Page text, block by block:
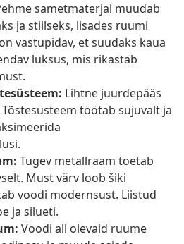
sametmaterjal muudab
ja stiilseks, lisades ruumi
vastupidav, et suudaks kaua
luksus, mis rikastab
Lihtne juurdepääs
töötab sujuvalt ja
Tugev metallraam toetab
Must värv loob šiki
voodi modernsust. Liistud
ja silueti.
Voodi all olevaid ruume